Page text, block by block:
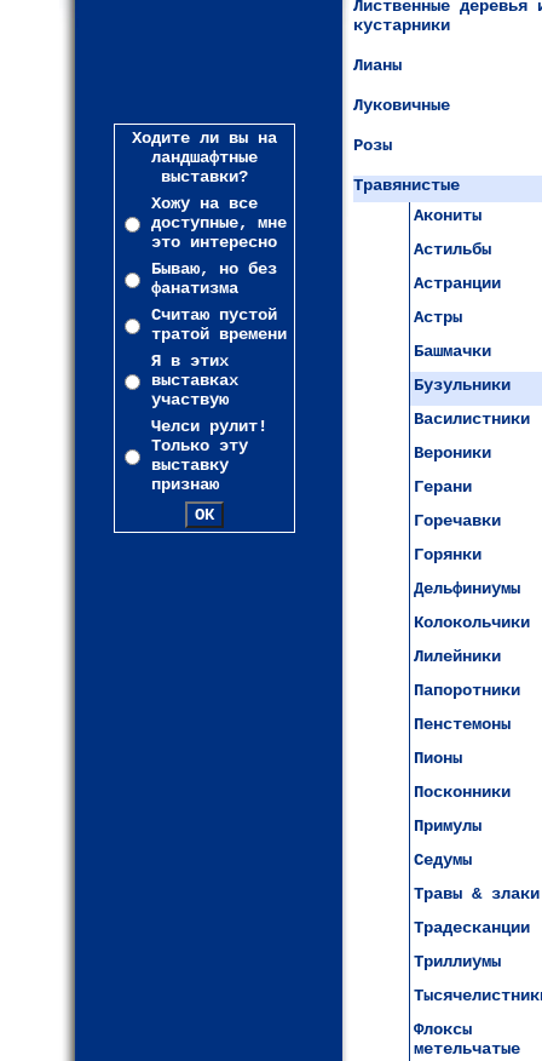
Ходите ли вы на
ландшафтные
выставки?
Хожу на все
доступные, мне
это интересно
Бываю, но без
фанатизма
Считаю пустой
тратой времени
Я в этих
выставках
участвую
Челси рулит!
Только эту
выставку
признаю
Лиственные деревья
кустарники
Лианы
Луковичные
Розы
Травянистые
Акониты
Астильбы
Астранции
Астры
Башмачки
Бузульники
Василистники
Вероники
Герани
Горечавки
Горянки
Дельфиниумы
Колокольчики
Лилейники
Папоротники
Пенстемоны
Пионы
Посконники
Примулы
Седумы
Травы & злаки
Традесканции
Триллиумы
Флоксы
метельчатые